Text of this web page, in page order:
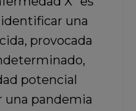
una
provocada
potencial
una pandemia